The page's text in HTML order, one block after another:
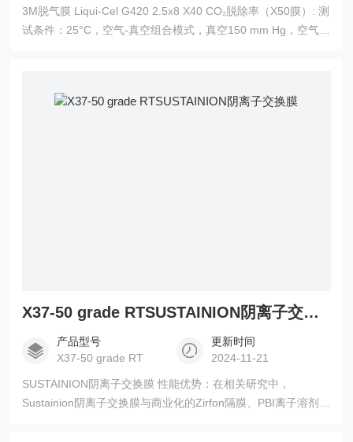
3M脱气膜 Liqui-Cel G420 2.5x8 X40 CO₂脱除率（X50膜）: 测
试条件：25°C，空气-真空组合模式，真空150 mm Hg，空气吹
X37-50 grade RTSUSTAINION阴离子交换膜
产品型号
X37-50 grade RT
更新时间
2024-11-21
SUSTAINION阴离子交换膜 性能优势：在相关研究中，
Sustainion阴离子交换膜与商业化的Zirfon隔膜、PBI离子溶剂化